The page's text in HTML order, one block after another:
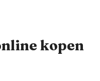
kopen